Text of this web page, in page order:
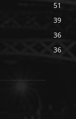
51
39
36
36